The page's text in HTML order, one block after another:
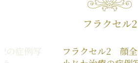
フラクセル2
の症例写
フラクセル2 顔